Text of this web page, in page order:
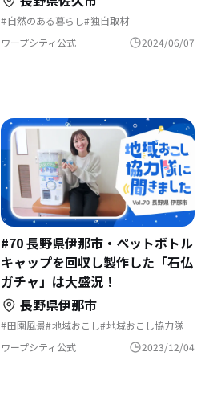
自然のある暮らし 独自取材
ワープシティ公式
2024/06/07
#70 長野県伊那市・ペットボトル
キャップを回収し製作した「石仏
ガチャ」は大盛況！
長野県伊那市
田園風景 地域おこし 地域おこし協力隊
地域おこし協力隊に聞いてみた
ワープシティ公式
2023/12/04